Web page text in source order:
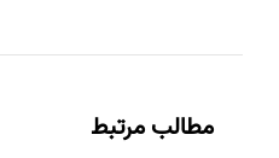
مطالب مرتبط